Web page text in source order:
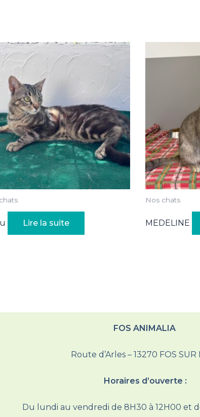
Lire la suite
Nos chats
MEDELINE
FOS ANIMALIA
Route d’Arles – 13270 FOS SUR
Horaires d’ouverte :
Du lundi au vendredi de 8H30 à 12H00 et